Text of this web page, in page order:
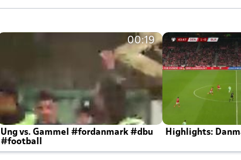
00:19
Ung vs. Gammel #fordanmark #dbu
#football
Highlights: